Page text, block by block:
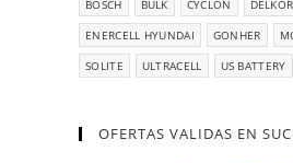
BOSCH BULK CYCLON
DELKOR
ENERCELL HYUNDAI
GONHER
SOLITE
ULTRACELL US BATTERY
OFERTAS VALIDAS EN